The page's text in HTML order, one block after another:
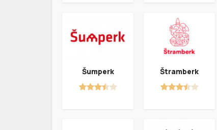
Šumperk Štramberk